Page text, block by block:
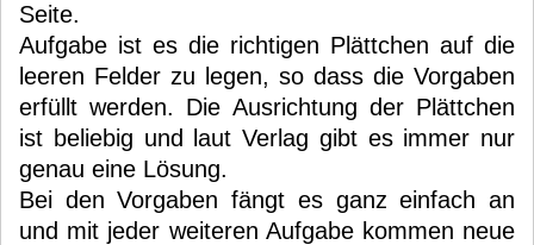
Seite.
Aufgabe ist es die richtigen Plättchen auf die
leeren Felder zu legen, so dass die Vorgaben
erfüllt werden. Die Ausrichtung der Plättchen
ist beliebig und laut Verlag gibt es immer nur
genau eine Lösung.
Bei den Vorgaben fängt es ganz einfach an
und mit jeder weiteren Aufgabe kommen neue